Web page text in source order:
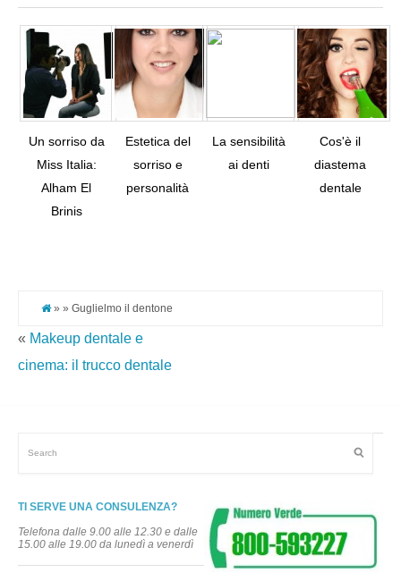
Un sorriso da
Miss Italia:
Alham El
Brinis
Estetica del
sorriso e
personalità
La sensibilità
ai denti
Cos'è il
diastema
dentale
» » Guglielmo il dentone
« Makeup dentale e
cinema: il trucco dentale
TI SERVE UNA CONSULENZA?
Telefona dalle 9.00 alle 12.30 e dalle
15.00 alle 19.00 da lunedì a venerdì